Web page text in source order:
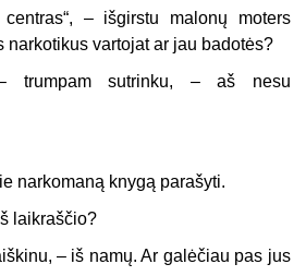
– išgirstu malonų moters
narkotikus vartojat ar jau badotės?
sutrinku, – aš nesu
narkomaną knygą parašyti.
laikraščio?
– iš namų. Ar galėčiau pas jus